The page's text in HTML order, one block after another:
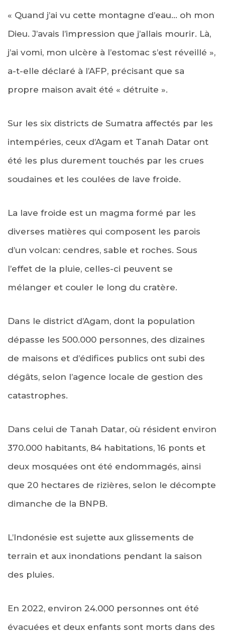
« Quand j’ai vu cette montagne d’eau… oh mon
Dieu. J’avais l’impression que j’allais mourir. Là,
j’ai vomi, mon ulcère à l’estomac s’est réveillé »,
a-t-elle déclaré à l’AFP, précisant que sa
propre maison avait été « détruite ».
Sur les six districts de Sumatra affectés par les
intempéries, ceux d’Agam et Tanah Datar ont
été les plus durement touchés par les crues
soudaines et les coulées de lave froide.
La lave froide est un magma formé par les
diverses matières qui composent les parois
d’un volcan: cendres, sable et roches. Sous
l’effet de la pluie, celles-ci peuvent se
mélanger et couler le long du cratère.
Dans le district d’Agam, dont la population
dépasse les 500.000 personnes, des dizaines
de maisons et d’édifices publics ont subi des
dégâts, selon l’agence locale de gestion des
catastrophes.
Dans celui de Tanah Datar, où résident environ
370.000 habitants, 84 habitations, 16 ponts et
deux mosquées ont été endommagés, ainsi
que 20 hectares de rizières, selon le décompte
dimanche de la BNPB.
L’Indonésie est sujette aux glissements de
terrain et aux inondations pendant la saison
des pluies.
En 2022, environ 24.000 personnes ont été
évacuées et deux enfants sont morts dans des